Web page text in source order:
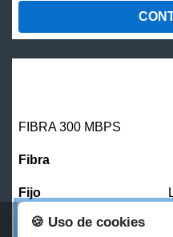
FIBRA 300 MBPS
🍪 Uso de cookies